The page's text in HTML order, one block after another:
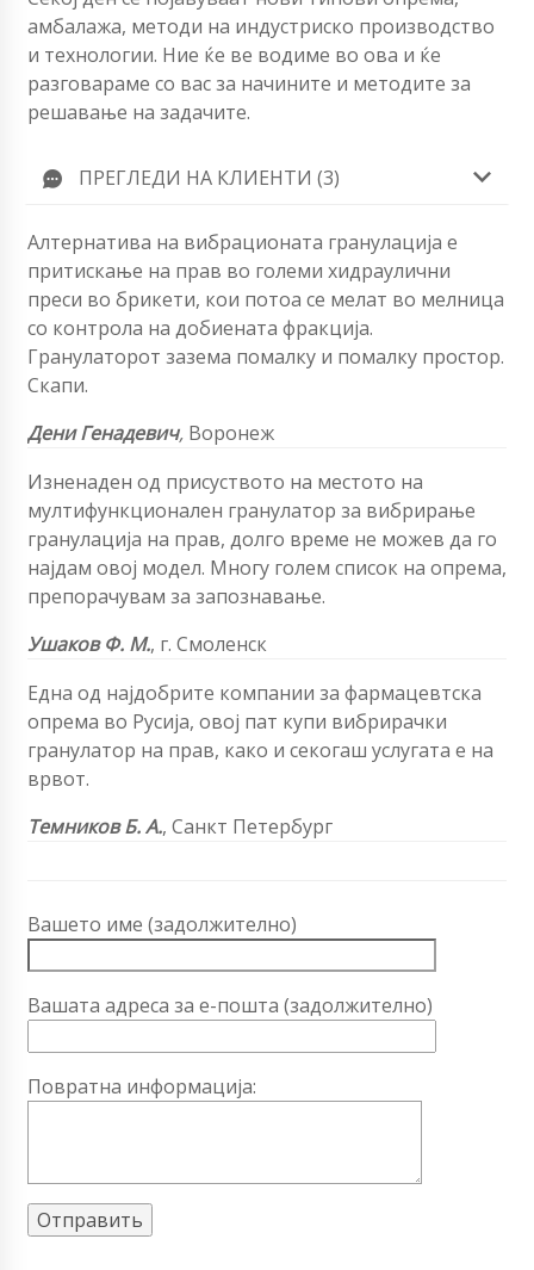
амбалажа, методи на индустриско производство
и технологии. Ние ќе ве водиме во ова и ќе
разговараме со вас за начините и методите за
решавање на задачите.
ПРЕГЛЕДИ НА КЛИЕНТИ (3)
Алтернатива на вибрационата гранулација е
притискање на прав во големи хидраулични
преси во брикети, кои потоа се мелат во мелница
со контрола на добиената фракција.
Гранулаторот зазема помалку и помалку простор.
Скапи.
ДениГенадевич, Воронеж
Изненаден од присуството на местото на
мултифункционален гранулатор за вибрирање
гранулација на прав, долго време не можев да го
најдам овој модел. Многу голем список на опрема,
препорачувам за запознавање.
Ушаков Ф. М., г. Смоленск
Една од најдобрите компании за фармацевтска
опрема во Русија, овој пат купи вибрирачки
гранулатор на прав, како и секогаш услугата е на
врвот.
Темников Б. А., Санкт Петербург
Вашето име (задолжително)
Вашата адреса за е-пошта (задолжително)
Повратна информација: